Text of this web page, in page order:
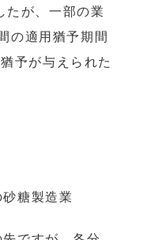
たが、一部の業
の適用猶予期間
予が与えられた
砂糖製造業